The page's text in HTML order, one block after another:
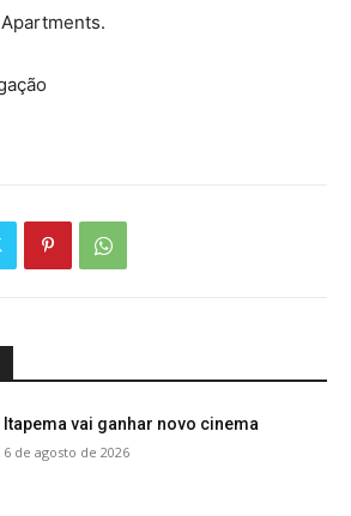
Itapema vai ganhar novo cinema
6 de agosto de 2026